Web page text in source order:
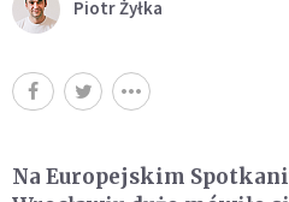
Piotr Żyłka
Na Europejskim